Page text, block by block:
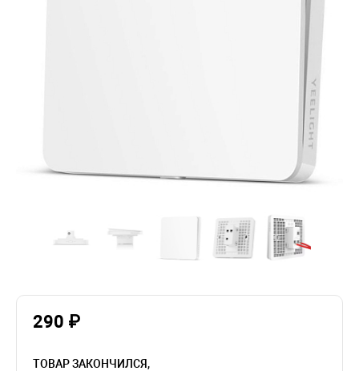
290 ₽
ТОВАР ЗАКОНЧИЛСЯ,